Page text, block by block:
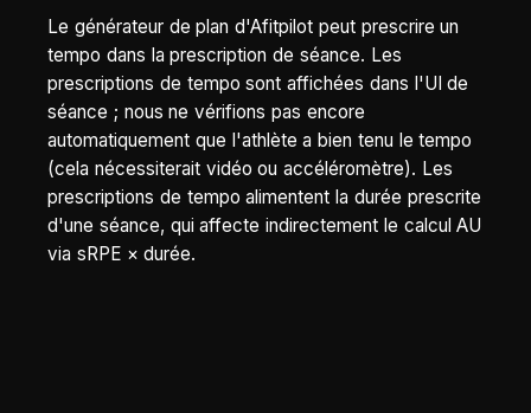
Le générateur de plan d'Afitpilot peut prescrire un
tempo dans la prescription de séance. Les
prescriptions de tempo sont affichées dans l'UI de
séance ; nous ne vérifions pas encore
automatiquement que l'athlète a bien tenu le tempo
(cela nécessiterait vidéo ou accéléromètre). Les
prescriptions de tempo alimentent la durée prescrite
d'une séance, qui affecte indirectement le calcul AU
via sRPE × durée.